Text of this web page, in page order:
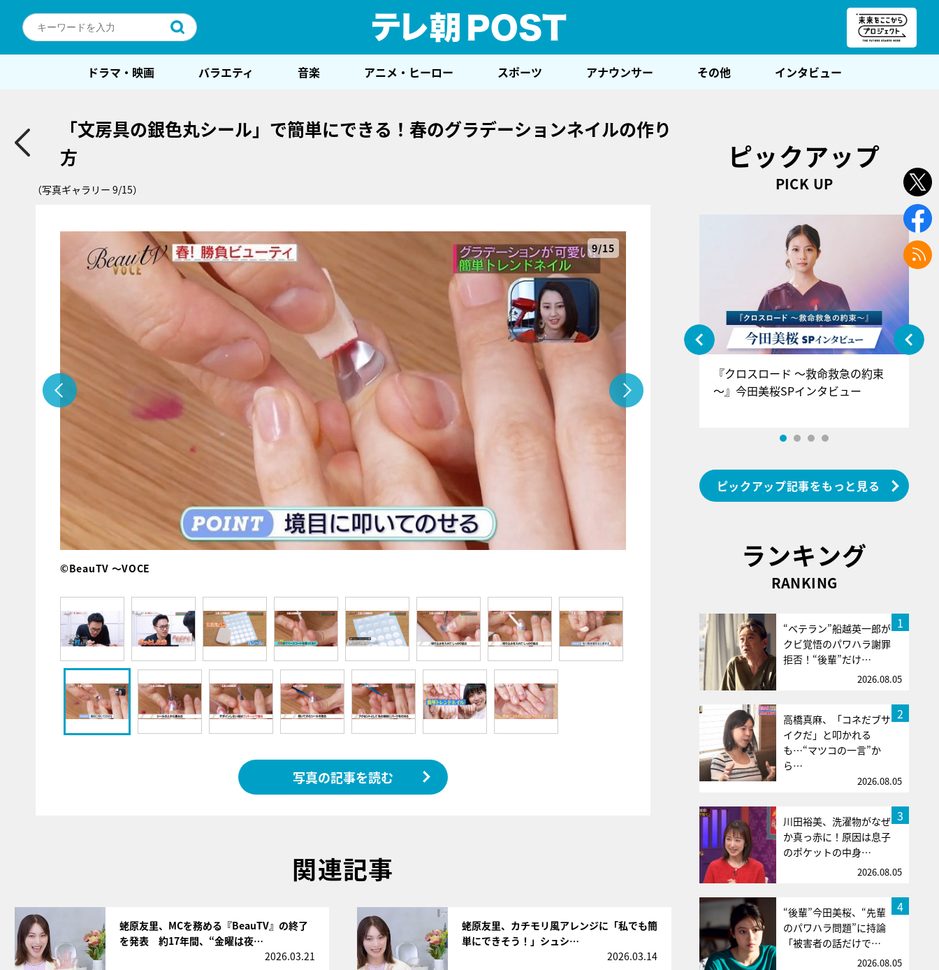
ドラマ・映画 バラエティ 音楽 アニメ・ヒーロー スポーツ アナウンサー その他 インタビュー
「文房具の銀色丸シール」で簡単にできる！春のグラデーションネイルの作り
方
（写真ギャラリー 9/15）
9/15
©BeauTV ～VOCE
写真の記事を読む
関連記事
蛯原友里、MCを務める『BeauTV』の終了
を発表 約17年間、“金曜は夜…
2026.03.21
蛯原友里、カチモリ風アレンジに「私でも簡
単にできそう！」シュシ…
2026.03.14
ピックアップ
PICK UP
『アイ＝ラブ！げーみんぐ』＝LOV
E齋藤樹愛羅＆佐々木舞香SPインタ
『クロスロード ～救命救急の約束
～』今田美桜SPインタビュー
ピックアップ記事をもっと見る
ランキング
RANKING
1
“ベテラン”船越英一郎が
クビ覚悟のパワハラ謝罪
拒否！“後輩”だけ…
2026.08.05
2
高橋真麻、「コネだブサ
イクだ」と叩かれる
も…“マツコの一言”か
ら…
2026.08.05
3
川田裕美、洗濯物がなぜ
か真っ赤に！原因は息子
のポケットの中身…
2026.08.05
4
“後輩”今田美桜、“先輩
のパワハラ問題”に持論
「被害者の話だけで…
2026.08.05